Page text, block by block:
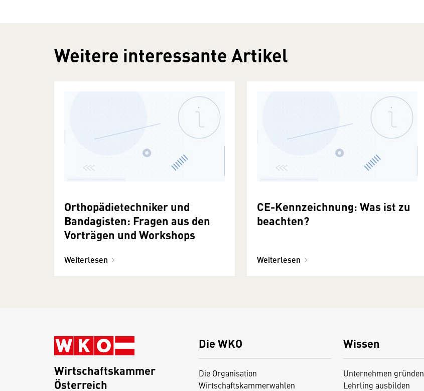
Weitere interessante Artikel
Orthopädietechniker und
Bandagisten: Fragen aus den
Vorträgen und Workshops
Weiterlesen
CE-Kennzeichnung: Was ist zu
beachten?
Weiterlesen
Die WKO
Die Organisation
Wirtschaftskammerwahlen
Wissen
Unternehmen gründen
Lehrling ausbilden
Wirtschaftskammer
Österreich